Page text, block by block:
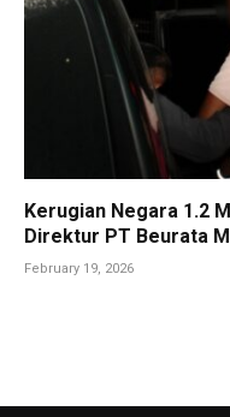
Kerugian Negara 1.2
Direktur PT Beurata
February 19, 2026